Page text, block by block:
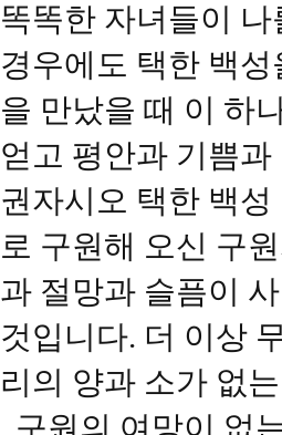
똑똑한 자녀들이
경우에도 택한 백
을 만났을 때 이 하
얻고 평안과 기쁨
권자시오 택한 백
로 구원해 오신 구
과 절망과 슬픔이
것입니다. 더 이상
리의 양과 소가 없
구원의 여망이 없